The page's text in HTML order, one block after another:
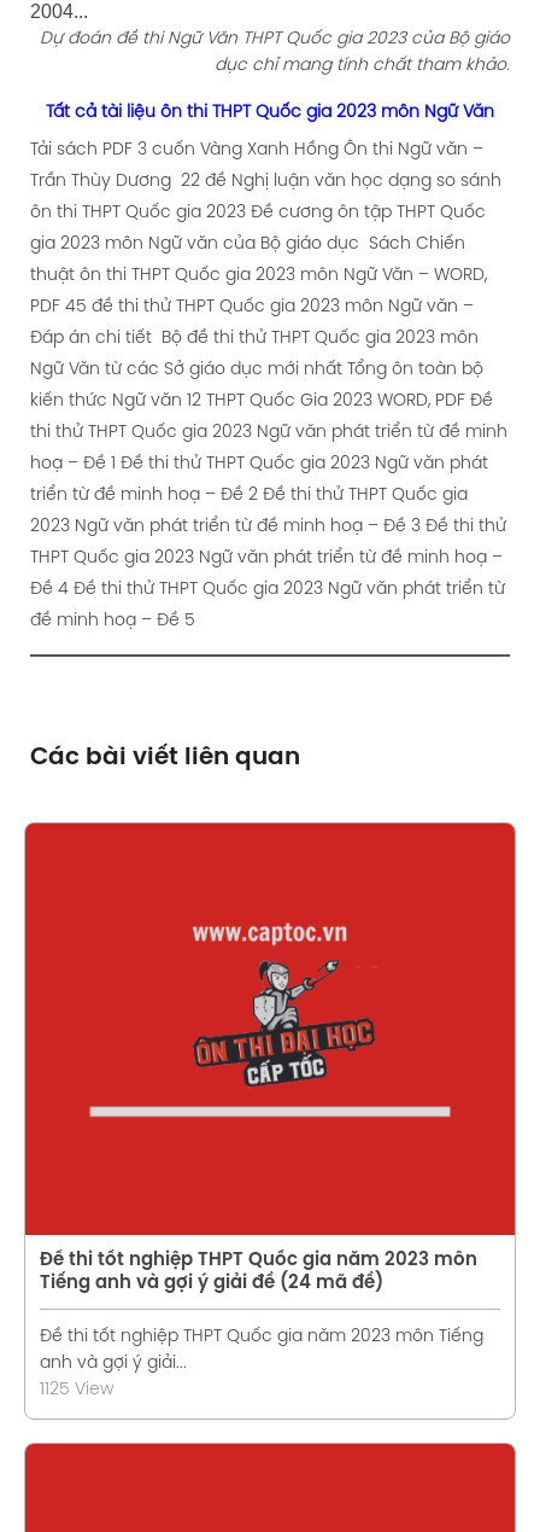
2004...
Dự đoán đề thi Ngữ Văn THPT Quốc gia 2023 của Bộ giáo
dục chỉ mang tính chất tham khảo.
Tất cả tài liệu ôn thi THPT Quốc gia 2023 môn Ngữ Văn
Tải sách PDF 3 cuốn Vàng Xanh Hồng Ôn thi Ngữ văn –
Trần Thùy Dương 22 đề Nghị luận văn học dạng so sánh
ôn thi THPT Quốc gia 2023 Đề cương ôn tập THPT Quốc
gia 2023 môn Ngữ văn của Bộ giáo dục
Sách Chiến
thuật ôn thi THPT Quốc gia 2023 môn Ngữ Văn – WORD,
PDF 45 đề thi thử THPT Quốc gia 2023 môn Ngữ văn –
Đáp án chi tiết
Bộ đề thi thử THPT Quốc gia 2023 môn
Ngữ Văn từ các Sở giáo dục mới nhất Tổng ôn toàn bộ
kiến thức Ngữ văn 12 THPT Quốc Gia 2023 WORD, PDF Đề
thi thử THPT Quốc gia 2023 Ngữ văn phát triển từ đề minh
hoạ – Đề 1 Đề thi thử THPT Quốc gia 2023 Ngữ văn phát
triển từ đề minh hoạ – Đề 2 Đề thi thử THPT Quốc gia
2023 Ngữ văn phát triển từ đề minh hoạ – Đề 3 Đề thi thử
THPT Quốc gia 2023 Ngữ văn phát triển từ đề minh hoạ –
Đề 4 Đề thi thử THPT Quốc gia 2023 Ngữ văn phát triển từ
đề minh hoạ – Đề 5
Các bài viết liên quan
Xem chi tiết
Đề thi tốt nghiệp THPT Quốc gia năm 2023 môn
Tiếng anh và gợi ý giải đề (24 mã đề)
Đề thi tốt nghiệp THPT Quốc gia năm 2023 môn Tiếng
anh và gợi ý giải...
1125 View